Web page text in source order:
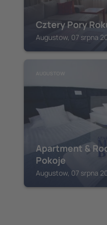
Cztery Pory
Augustow, 07 srpna
AUGUSTOW
Apartment &
Pokoje
Augustow, 07 srpna